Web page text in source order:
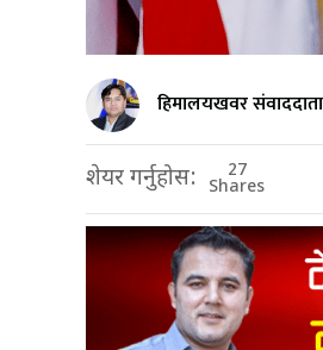
हिमालयखवर संवाददाता
शेयर गर्नुहोस: 27
Shares